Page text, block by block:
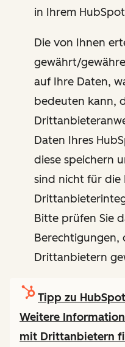
in Ihrem
Die von Ihnen
gewährt/
auf Ihre Daten,
bedeuten kann,
Daten Ihres
diese speichern
sind nicht für die
Bitte prüfen Sie
Berechtigungen,
Drittanbietern
Tipp zu
Weitere
mit Drittanbietern